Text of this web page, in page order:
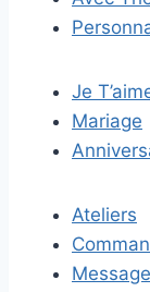
Je
Mariage
Ateliers